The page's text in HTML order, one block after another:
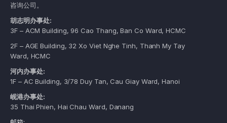
咨询公司。
胡志明办事处:
3F – ACM Building, 96 Cao Thang, Ban Co Ward, HCMC
2F – AGE Building, 32 Xo Viet Nghe Tinh, Thanh My Tay
Ward, HCMC
河内办事处:
1F – AC Building, 3/78 Duy Tan, Cau Giay Ward, Hanoi
岘港办事处:
35 Thai Phien, Hai Chau Ward, Danang